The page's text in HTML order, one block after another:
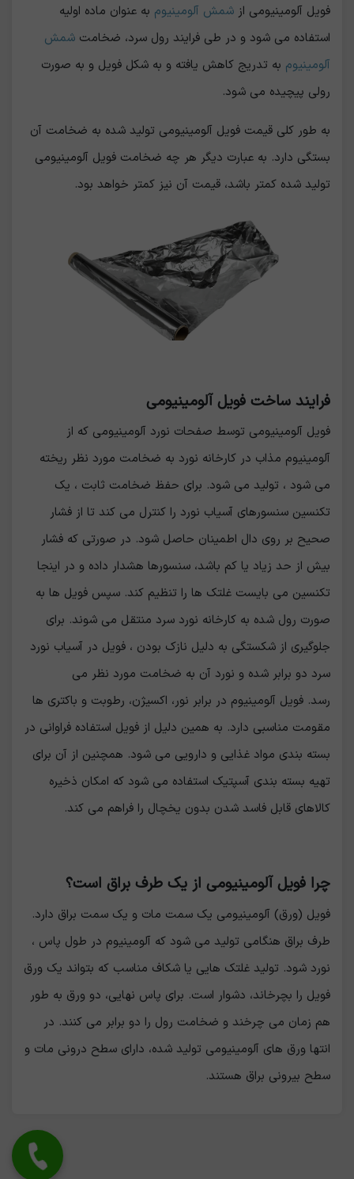
فویل آلومینیومی از شمش آلومینیوم به عنوان ماده اولیه
استفاده می شود و در طی فرایند رول سرد، ضخامت شمش
آلومینیوم به تدریج کاهش یافته و به شکل فویل و به صورت
رولی پیچیده می شود.
به طور کلی قیمت فویل آلومینیومی تولید شده به ضخامت آن
بستگی دارد. به عبارت دیگر هر چه ضخامت فویل آلومینیومی
تولید شده کمتر باشد، قیمت آن نیز کمتر خواهد بود.
فرایند ساخت فویل آلومینیومی
فویل آلومینیومی توسط صفحات نورد آلومینیومی که از
آلومینیوم مذاب در کارخانه نورد به ضخامت مورد نظر ریخته
می شود ، تولید می شود. برای حفظ ضخامت ثابت ، یک
تکنسین سنسورهای آسیاب نورد را کنترل می کند تا از فشار
صحیح بر روی دال اطمینان حاصل شود. در صورتی که فشار
بیش از حد زیاد یا کم باشد، سنسورها هشدار داده و در اینجا
تکنسین می بایست غلتک ها را تنظیم کند. سپس فویل ها به
صورت رول شده به کارخانه نورد سرد منتقل می شوند. برای
جلوگیری از شکستگی به دلیل نازک بودن ، فویل در آسیاب نورد
سرد دو برابر شده و نورد آن به ضخامت مورد نظر می
رسد. فویل آلومینیوم در برابر نور، اکسیژن، رطوبت و باکتری ها
مقومت مناسبی دارد. به همین دلیل از فویل استفاده فراوانی در
بسته بندی مواد غذایی و دارویی می شود. همچنین از آن برای
تهیه بسته بندی آسپتیک استفاده می شود که امکان ذخیره
کالاهای قابل فاسد شدن بدون یخچال را فراهم می کند.
چرا فویل آلومینیومی از یک طرف براق است؟
فویل (ورق) آلومینیومی یک سمت مات و یک سمت براق دارد.
طرف براق هنگامی تولید می شود که آلومینیوم در طول پاس ،
نورد شود. تولید غلتک هایی یا شکاف مناسب که بتواند یک ورق
فویل را بچرخاند، دشوار است. برای پاس نهایی، دو ورق به طور
هم زمان می چرخند و ضخامت رول را دو برابر می کنند. در
انتها ورق های آلومینیومی تولید شده، دارای سطح درونی مات و
سطح بیرونی براق هستند.